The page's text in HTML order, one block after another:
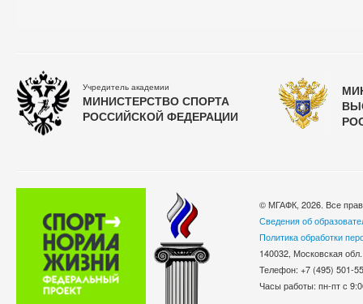
Учредитель академии
МИНИСТЕРСТВО СПОРТА
РОССИЙСКОЙ ФЕДЕРАЦИИ
© МГАФК, 2026. Все
Сведения об
Политика обработки
140032, Московская
Телефон: +7 (495)
Часы работы: пн-пт с